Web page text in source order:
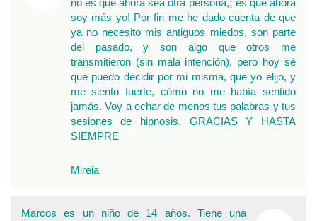
no es que ahora sea otra persona,¡ es que ahora
soy más yo! Por fin me he dado cuenta de que
ya no necesito mis antiguos miedos, son parte
del pasado, y son algo que otros me
transmitieron (sin mala intención), pero hoy sé
que puedo decidir por mi misma, que yo elijo, y
me siento fuerte, cómo no me había sentido
jamás. Voy a echar de menos tus palabras y tus
sesiones de hipnosis. GRACIAS Y HASTA
SIEMPRE
Mireia
Marcos es un niño de 14 años. Tiene una